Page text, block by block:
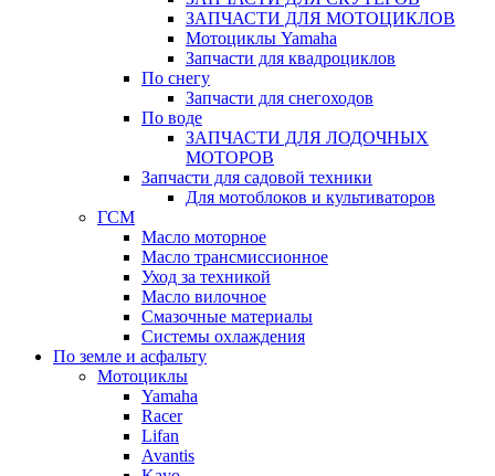
ЗАПЧАСТИ ДЛЯ МОТОЦИКЛОВ
Мотоциклы Yamaha
Запчасти для квадроциклов
По снегу
Запчасти для снегоходов
По воде
ЗАПЧАСТИ ДЛЯ ЛОДОЧНЫХ
МОТОРОВ
Запчасти для садовой техники
Для мотоблоков и культиваторов
ГСМ
Масло моторное
Масло трансмиссионное
Уход за техникой
Масло вилочное
Смазочные материалы
Системы охлаждения
По земле и асфальту
Мотоциклы
Yamaha
Racer
Lifan
Avantis